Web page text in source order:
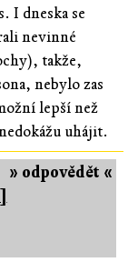
I dneska se
nevinné
takže,
nebylo zas
lepší než
uhájit.
» odpovědět «